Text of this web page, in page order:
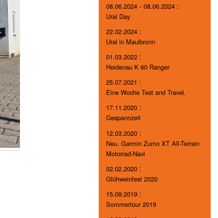
08.06.2024 - 08.06.2024 :
Ural Day
22.02.2024 :
Ural in Maulbronn
01.03.2022 :
Heidenau K 60 Ranger
25.07.2021 :
Eine Woche Test and Travel.
17.11.2020 :
Gespannzeit
12.03.2020 :
Neu. Garmin Zumo XT All-Terrain
Motorrad-Navi
02.02.2020 :
Glühweinfest 2020
15.09.2019 :
Sommertour 2019